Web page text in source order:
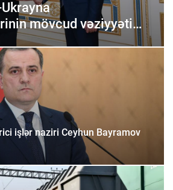
mövcud vəziyyəti
işlər naziri Ceyhun Bayramov